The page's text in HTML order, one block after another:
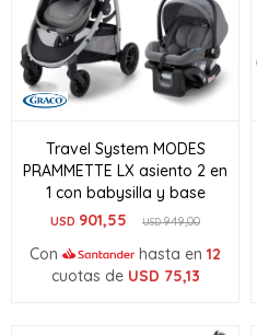
Travel System MODES
PRAMMETTE LX asiento 2 en
1 con babysilla y base
USD 901,55 USD949,00
Con hasta en 12
cuotas de USD 75,13